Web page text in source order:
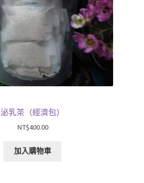
泌乳茶（經濟包）
NT$400.00
加入購物車